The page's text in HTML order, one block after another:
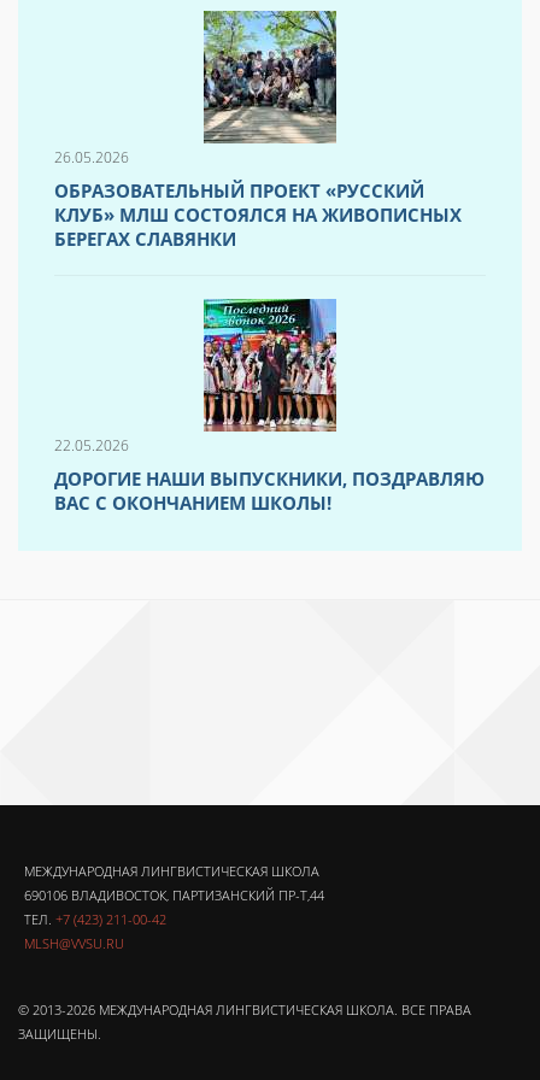
26.05.2026
ОБРАЗОВАТЕЛЬНЫЙ ПРОЕКТ «РУССКИЙ
КЛУБ» МЛШ СОСТОЯЛСЯ НА ЖИВОПИСНЫХ
БЕРЕГАХ СЛАВЯНКИ
22.05.2026
ДОРОГИЕ НАШИ ВЫПУСКНИКИ, ПОЗДРАВЛЯЮ
ВАС С ОКОНЧАНИЕМ ШКОЛЫ!
МЕЖДУНАРОДНАЯ ЛИНГВИСТИЧЕСКАЯ ШКОЛА
690106 ВЛАДИВОСТОК, ПАРТИЗАНСКИЙ ПР-Т,44
ТЕЛ. +7 (423) 211-00-42
MLSH@VVSU.RU
© 2013-2026 МЕЖДУНАРОДНАЯ ЛИНГВИСТИЧЕСКАЯ ШКОЛА. ВСЕ ПРАВА
ЗАЩИЩЕНЫ.